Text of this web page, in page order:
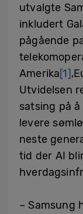
utvalgte
inkludert
pågående
Amerika[1]
Utvidelsen
satsing på
levere
neste
tid der AI
– Samsung